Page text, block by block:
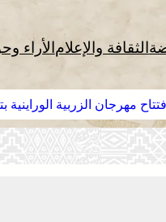
الثقافة والإعلام الأراء
مهرجان الزربية